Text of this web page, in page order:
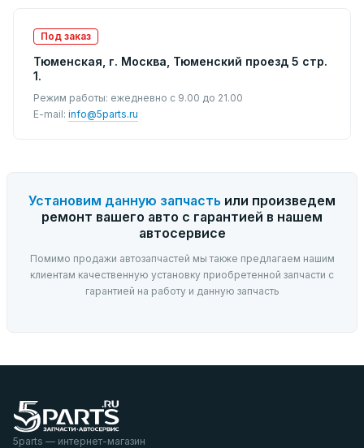
Под заказ
Тюменская, г. Москва, Тюменский проезд 5 стр.
1.
Режим работы: ежедневно с 9.00 до 21.00
E-mail: info@5parts.ru
Установим данную запчасть или произведем
ремонт вашего авто с гарантией в нашем
автосервисе
Помимо продажи автозапчастей мы также предлагаем нашим
клиентам качественную установку приобретенной запчасти с
гарантией на работу и данную запчасть
5parts — интернет-магазин